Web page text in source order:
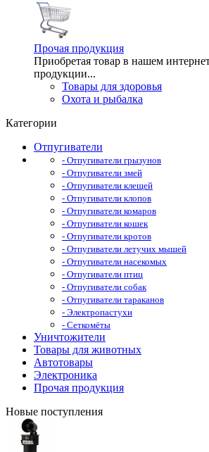
Прочая продукция
Приобретая товар в нашем
продукции...
Товары для здоровья
Охота и рыбалка
Категории
Отпугиватели
- Отпугиватели грызунов
- Отпугиватели змей
- Отпугиватели клещей
- Отпугиватели клопов
- Отпугиватели комаров
- Отпугиватели кошек
- Отпугиватели кротов
- Отпугиватели летучих мышей
- Отпугиватели насекомых
- Отпугиватели птиц
- Отпугиватели собак
- Отпугиватели тараканов
- Электропастухи
- Сеткомёты
Уничтожители
Товары для животных
Автотовары
Электроника
Прочая продукция
Новые поступления